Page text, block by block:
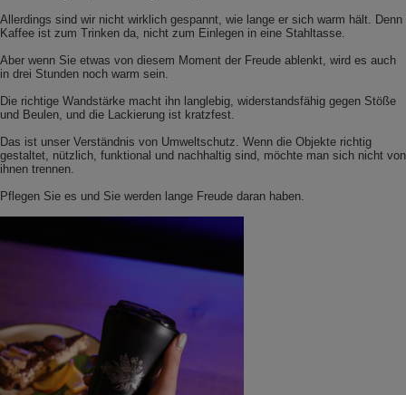
Allerdings sind wir nicht wirklich gespannt, wie lange er sich warm hält. Denn
Kaffee ist zum Trinken da, nicht zum Einlegen in eine Stahltasse.
Aber wenn Sie etwas von diesem Moment der Freude ablenkt, wird es auch
in drei Stunden noch warm sein.
Die richtige Wandstärke macht ihn langlebig, widerstandsfähig gegen Stöße
und Beulen, und die Lackierung ist kratzfest.
Das ist unser Verständnis von Umweltschutz. Wenn die Objekte richtig
gestaltet, nützlich, funktional und nachhaltig sind, möchte man sich nicht von
ihnen trennen.
Pflegen Sie es und Sie werden lange Freude daran haben.